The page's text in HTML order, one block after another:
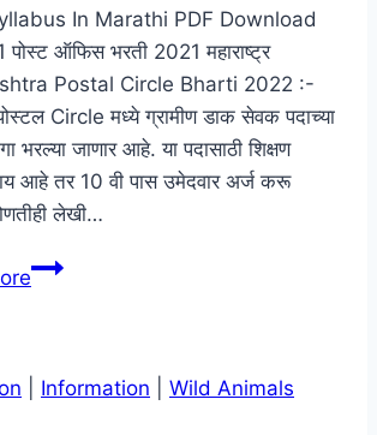
In Marathi PDF Download
ऑफिस भरती 2021 महाराष्ट्र
Postal Circle Bharti 2022 :-
पोस्टल Circle मध्ये ग्रामीण डाक सेवक पदाच्या
भरल्या जाणार आहे. या पदासाठी शिक्षण
आहे तर 10 वी पास उमेदवार अर्ज करू
लेखी…
पोस्ट
महाराष्ट्र
Information Wild Animals